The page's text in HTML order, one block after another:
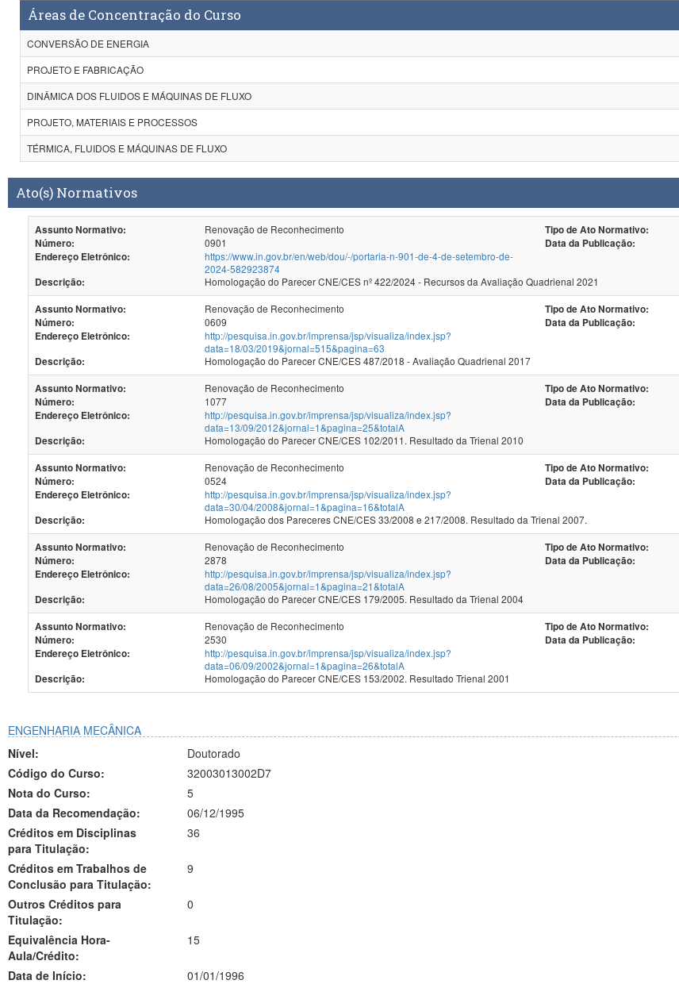
Áreas de Concentração do Curso
CONVERSÃO DE ENERGIA
PROJETO E FABRICAÇÃO
DINÂMICA DOS FLUIDOS E MÁQUINAS DE FLUXO
PROJETO, MATERIAIS E PROCESSOS
TÉRMICA, FLUIDOS E MÁQUINAS DE FLUXO
Ato(s) Normativos
Assunto Normativo: Renovação de Reconhecimento Tipo de Ato Normativo:
Número:
0901 Data da Publicação:
Endereço Eletrônico:
https://www.in.gov.br/en/web/dou/-/portaria-n-901-de-4-de-setembro-de-
2024-582923874
Descrição:
Homologação do Parecer CNE/CES nº 422/2024 - Recursos da Avaliação Quadrienal 2021
Assunto Normativo: Renovação de Reconhecimento Tipo de Ato Normativo:
Número:
0609 Data da Publicação:
Endereço Eletrônico:
http://pesquisa.in.gov.br/imprensa/jsp/visualiza/index.jsp?
data=18/03/2019&jornal=515&pagina=63
Descrição:
Homologação do Parecer CNE/CES 487/2018 - Avaliação Quadrienal 2017
Assunto Normativo: Renovação de Reconhecimento Tipo de Ato Normativo:
Número:
1077 Data da Publicação:
Endereço Eletrônico:
http://pesquisa.in.gov.br/imprensa/jsp/visualiza/index.jsp?
data=13/09/2012&jornal=1&pagina=25&totalA
Descrição:
Homologação do Parecer CNE/CES 102/2011. Resultado da Trienal 2010
Assunto Normativo: Renovação de Reconhecimento Tipo de Ato Normativo:
Número:
0524 Data da Publicação:
Endereço Eletrônico:
http://pesquisa.in.gov.br/imprensa/jsp/visualiza/index.jsp?
data=30/04/2008&jornal=1&pagina=16&totalA
Descrição:
Homologação dos Pareceres CNE/CES 33/2008 e 217/2008. Resultado da Trienal 2007.
Assunto Normativo: Renovação de Reconhecimento Tipo de Ato Normativo:
Número:
2878 Data da Publicação:
Endereço Eletrônico:
http://pesquisa.in.gov.br/imprensa/jsp/visualiza/index.jsp?
data=26/08/2005&jornal=1&pagina=21&totalA
Descrição:
Homologação do Parecer CNE/CES 179/2005. Resultado da Trienal 2004
Assunto Normativo: Renovação de Reconhecimento Tipo de Ato Normativo:
Número:
2530 Data da Publicação:
Endereço Eletrônico:
http://pesquisa.in.gov.br/imprensa/jsp/visualiza/index.jsp?
data=06/09/2002&jornal=1&pagina=26&totalA
Descrição:
Homologação do Parecer CNE/CES 153/2002. Resultado Trienal 2001
ENGENHARIA MECÂNICA
Nível:
Doutorado
Código do Curso:
32003013002D7
Nota do Curso:
5
Data da Recomendação:
06/12/1995
Créditos em Disciplinas
para Titulação:
36
Créditos em Trabalhos de
Conclusão para Titulação:
9
Outros Créditos para
Titulação:
0
Equivalência Hora-
Aula/Crédito:
15
Data de Início:
01/01/1996